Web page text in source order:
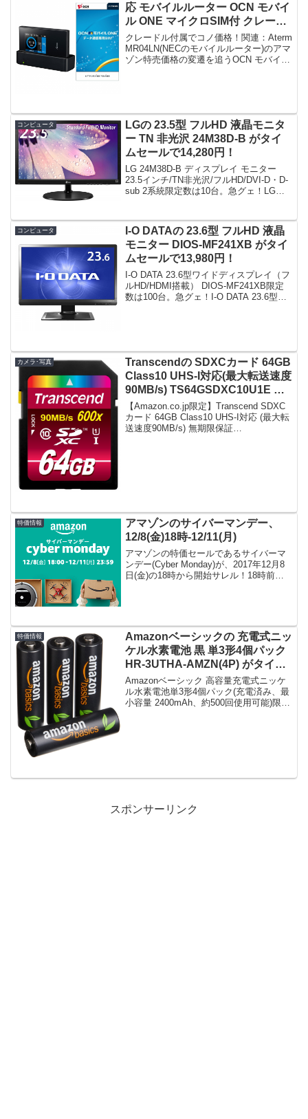
応 モバイルルーター OCN モバイ
ル ONE マイクロSIM付 クレード
ル付属 がタイムセールで16,200
円！
クレードル付属でコノ価格！関連：Aterm
MR04LN(NECのモバイルルーター)のアマ
ゾン特売価格の変遷を追うOCN モバイル
コンピュータ
LGの 23.5型 フルHD 液晶モニタ
ー TN 非光沢 24M38D-B がタイ
ムセールで14,280円！
LG 24M38D-B ディスプレイ モニター
23.5インチ/TN非光沢/フルHD/DVI-D・D-
sub 2系統限定数は10台。急グェ！LG
コンピュータ
I-O DATAの 23.6型 フルHD 液晶
モニター DIOS-MF241XB がタイ
ムセールで13,980円！
I-O DATA 23.6型ワイドディスプレイ（フ
ルHD/HDMI搭載） DIOS-MF241XB限定
数は100台。急グェ！I-O DATA 23.6型ワ
カメラ･写真
Transcendの SDXCカード 64GB
Class10 UHS-I対応(最大転送速度
90MB/s) TS64GSDXC10U1E が
タイムセールで3,780円！
【Amazon.co.jp限定】Transcend SDXC
カード 64GB Class10 UHS-I対応 (最大転
送速度90MB/s) 無期限保証
特価情報
アマゾンのサイバーマンデー、
12/8(金)18時-12/11(月)
アマゾンの特価セールであるサイバーマ
ンデー(Cyber Monday)が、2017年12月8
日(金)の18時から開始サレル！18時前で
特価情報
Amazonベーシックの 充電式ニッ
ケル水素電池 黒 単3形4個パック
HR-3UTHA-AMZN(4P) がタイム
セールで912円！
Amazonベーシック 高容量充電式ニッケ
ル水素電池単3形4個パック(充電済み、最
小容量 2400mAh、約500回使用可能)限定
スポンサーリンク